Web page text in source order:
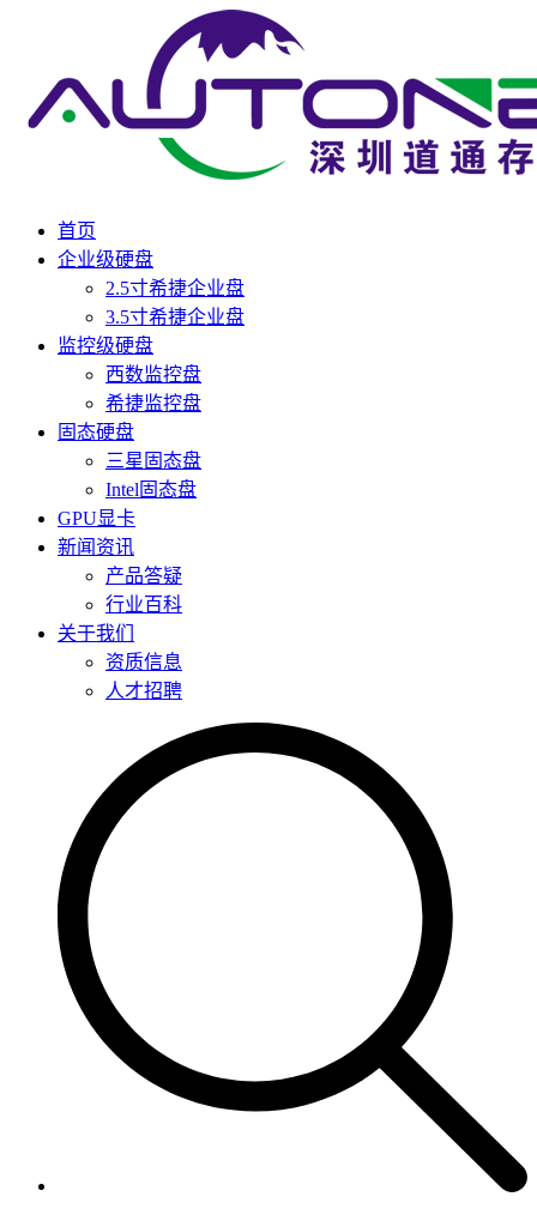
首页
企业级硬盘
2.5寸希捷企业盘
3.5寸希捷企业盘
监控级硬盘
西数监控盘
希捷监控盘
固态硬盘
三星固态盘
Intel固态盘
GPU显卡
新闻资讯
产品答疑
行业百科
关于我们
资质信息
人才招聘